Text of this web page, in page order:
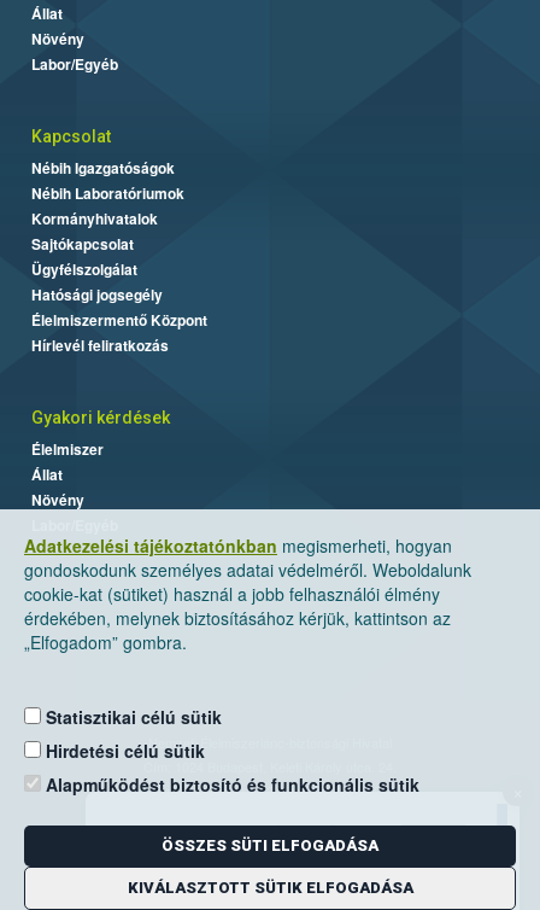
Adatkezelési tájékoztatónkban megismerheti, hogyan
gondoskodunk személyes adatai védelméről. Weboldalunk
cookie-kat (sütiket) használ a jobb felhasználói élmény
érdekében, melynek biztosításához kérjük, kattintson az
„Elfogadom” gombra.
Statisztikai célú sütik
Hirdetési célú sütik
Alapműködést biztosító és funkcionális sütik
ÖSSZES SÜTI ELFOGADÁSA
KIVÁLASZTOTT SÜTIK ELFOGADÁSA
Állat
Növény
Labor/Egyéb
Kapcsolat
Nébih Igazgatóságok
Nébih Laboratóriumok
Kormányhivatalok
Sajtókapcsolat
Ügyfélszolgálat
Hatósági jogsegély
Élelmiszermentő Központ
Hírlevél feliratkozás
Gyakori kérdések
Élelmiszer
Állat
Növény
Nemzeti Élelmiszerlánc-biztonsági Hivatal
Levelezési cím: 1525 Budapest. Pf. 30.
E-mail:ugyfelszolgalat@nebih.gov.hu
Zöld szám: 06-80/263-244
Telefon: 06-1/ 336-9000